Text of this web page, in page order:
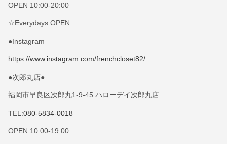
OPEN 10:00-20:00
☆Everydays OPEN
●Instagram
https://www.instagram.com/frenchcloset82/
●次郎丸店●
福岡市早良区次郎丸1-9-45 ハローデイ次郎丸店
TEL:080-5834-0018
OPEN 10:00-19:00